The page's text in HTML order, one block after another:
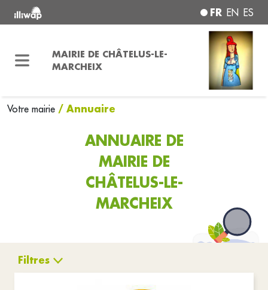
FR EN ES
MAIRIE DE CHÂTELUS-LE-
MARCHEIX
Votre mairie / Annuaire
ANNUAIRE DE
MAIRIE DE
CHÂTELUS-LE-
MARCHEIX
Filtres